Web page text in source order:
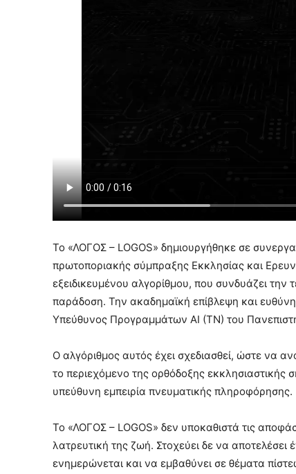
Το «ΛΟΓΟΣ – LOGOS» δημιουργήθηκε σε
πρωτοποριακής σύμπραξης Εκκλησίας και
εξειδικευμένου αλγορίθμου, που συνδυάζει την
παράδοση. Την ακαδημαϊκή επίβλεψη και
Υπεύθυνος Προγραμμάτων ΑΙ (ΤΝ) του
Ο αλγόριθμος αυτός έχει σχεδιασθεί, ώστε να
το περιεχόμενο της ορθόδοξης
υπεύθυνη εμπειρία πνευματικής πληροφόρησης.
Το «ΛΟΓΟΣ – LOGOS» δεν υποκαθιστά τις
λατρευτική της ζωή. Στοχεύει δε να
ενημερώνεται και να εμβαθύνει σε θέματα